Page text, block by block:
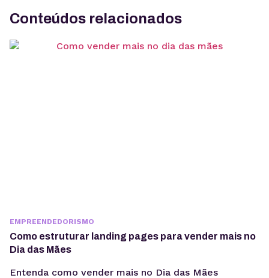
Conteúdos relacionados
EMPREENDEDORISMO
Como estruturar landing pages para vender mais no
Dia das Mães
Entenda como vender mais no Dia das Mães